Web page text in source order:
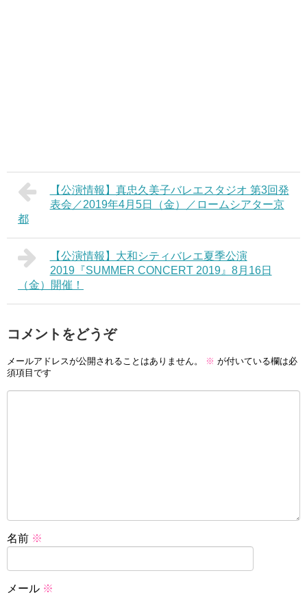
【公演情報】真忠久美子バレエスタジオ 第3回発
表会／2019年4月5日（金）／ロームシアター京
都
【公演情報】大和シティバレエ夏季公演
2019『SUMMER CONCERT 2019』8月16日
（金）開催！
コメントをどうぞ
メールアドレスが公開されることはありません。 ※ が付いている欄は必
須項目です
名前 ※
メール ※